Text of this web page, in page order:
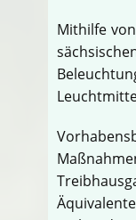
Mithilfe